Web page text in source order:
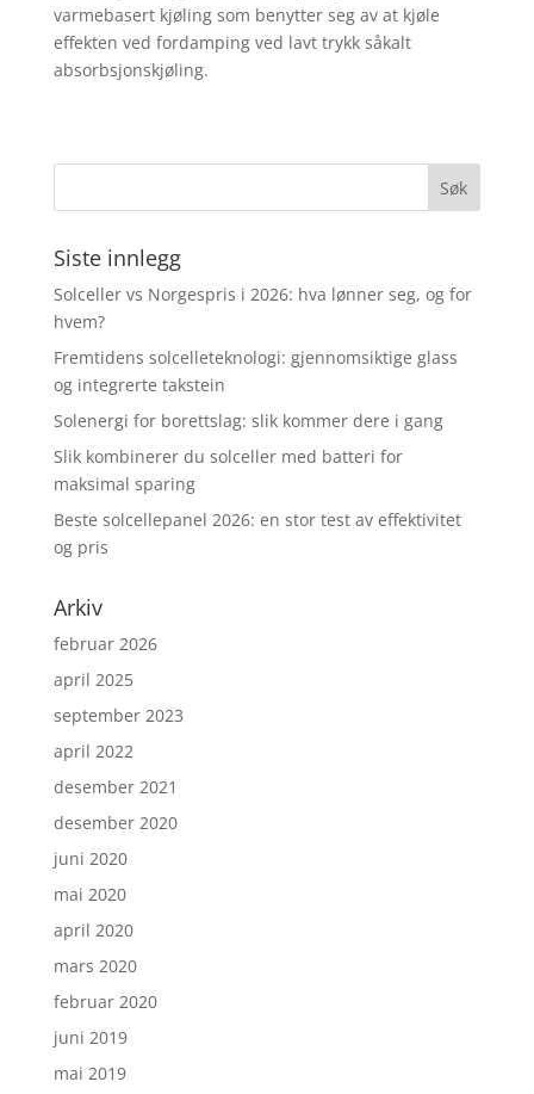
varmebasert kjøling som benytter seg av at kjøle
effekten ved fordamping ved lavt trykk såkalt
absorbsjonskjøling.
Siste innlegg
Solceller vs Norgespris i 2026: hva lønner seg, og for
hvem?
Fremtidens solcelleteknologi: gjennomsiktige glass
og integrerte takstein
Solenergi for borettslag: slik kommer dere i gang
Slik kombinerer du solceller med batteri for
maksimal sparing
Beste solcellepanel 2026: en stor test av effektivitet
og pris
Arkiv
februar 2026
april 2025
september 2023
april 2022
desember 2021
desember 2020
juni 2020
mai 2020
april 2020
mars 2020
februar 2020
juni 2019
mai 2019